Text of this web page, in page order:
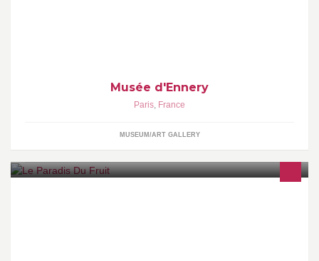
Musée d'Ennery
Paris, France
MUSEUM/ART GALLERY